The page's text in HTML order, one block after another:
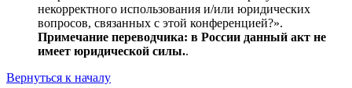
некорректного использования и/или юридических
вопросов, связанных с этой конференцией?».
Примечание переводчика: в России данный акт не
имеет юридической силы..
Вернуться к началу